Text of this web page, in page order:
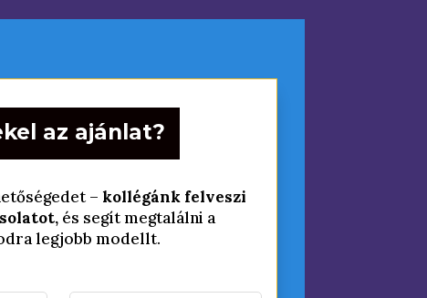
az ajánlat?
– kollégánk felveszi
és segít megtalálni a
legjobb modellt.